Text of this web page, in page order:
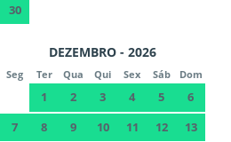
30
DEZEMBRO - 2026
Seg Ter Qua Qui Sex Sáb Dom
1 2 3 4 5
6
7
8 9 10 11 12
13